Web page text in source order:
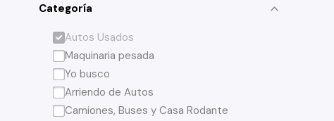
Categoría
Autos Usados
Maquinaria pesada
Yo busco
Arriendo de Autos
Camiones, Buses y Casa Rodante